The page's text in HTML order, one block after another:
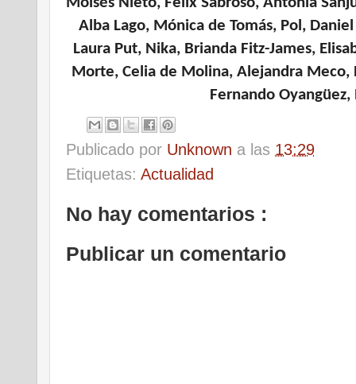
Alba Lago, Mónica de Tomás, Pol,
Laura Put, Nika, Brianda Fitz-James,
Morte, Celia de Molina, Alejandra Meco,
Fernando
Publicado por Unknown a las 13:29
Etiquetas: Actualidad
No hay comentarios :
Publicar un comentario